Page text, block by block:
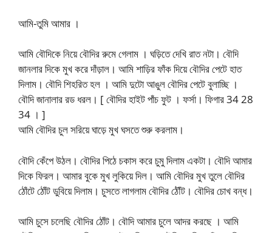
আমি-তুমি আমার ।
আমি বৌদিকে নিয়ে বৌদির রুমে গেলাম । ঘড়িতে দেখি রাত নটা। বৌদি
জানলার দিকে মুখ করে দাঁড়াল। আমি শাড়ির ফাঁক দিয়ে বৌদির পেটে হাত
দিলাম। বৌদি শিহরিত হল । আমি দুটো আঙুল বৌদির পেটে বুলাচ্ছি ।
বৌদি জানালার রড ধরল। [ বৌদির হাইট পাঁচ ফুট । ফর্সা। ফিগার 34 28
34 । ]
আমি বৌদির চুল সরিয়ে ঘাড়ে মুখ ঘসতে শুরু করলাম।
বৌদি কেঁপে উঠল। বৌদির পিঠে চকাস করে চুমু দিলাম একটা। বৌদি আমার
দিকে ফিরল। আমার বুকে মুখ লুকিয়ে দিল। আমি বৌদির মুখ তুলে বৌদির
ঠোঁটে ঠোঁট ডুবিয়ে দিলাম। চুসতে লাগলাম বৌদির ঠৌঁট। বৌদির চোখ বন্ধ।
আমি চুসে চলেছি বৌদির ঠোঁট। বৌদি আমার চুলে আদর করছে । আমি